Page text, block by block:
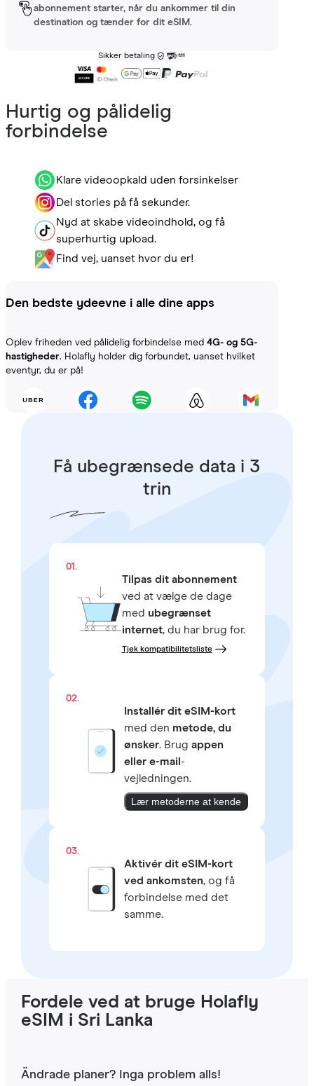
abonnement starter, når du ankommer til din
destination og tænder for dit eSIM.
Sikker betaling
Hurtig og pålidelig
forbindelse
Klare videoopkald uden forsinkelser
Del stories på få sekunder.
Nyd at skabe videoindhold, og få
superhurtig upload.
Find vej, uanset hvor du er!
Den bedste ydeevne i alle dine apps
Oplev friheden ved pålidelig forbindelse med 4G- og 5G-
hastigheder. Holafly holder dig forbundet, uanset hvilket
eventyr, du er på!
Få ubegrænsede data i 3
trin
01.
Tilpas dit abonnement
ved at vælge de dage
med ubegrænset
internet, du har brug for.
Tjek kompatibilitetsliste
02.
Installér dit eSIM-kort
med den metode, du
ønsker. Brug appen
eller e-mail -
vejledningen.
Lær metoderne at kende
03.
Aktivér dit eSIM-kort
ved ankomsten, og få
forbindelse med det
samme.
Fordele ved at bruge Holafly
eSIM i Sri Lanka
Ändrade planer? Inga problem alls!